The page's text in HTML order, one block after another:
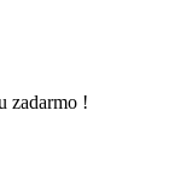
zadarmo !